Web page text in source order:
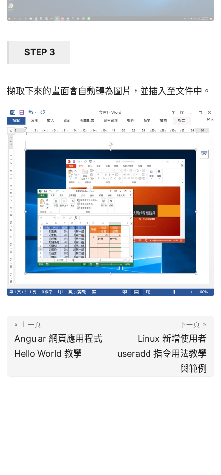
STEP 3
擷取下來的畫面會自動轉為圖片，並插入至文件中。
« 上一頁
Angular 網頁應用程式
Hello World 教學
下一頁 »
Linux 新增使用者
useradd 指令用法教學
與範例